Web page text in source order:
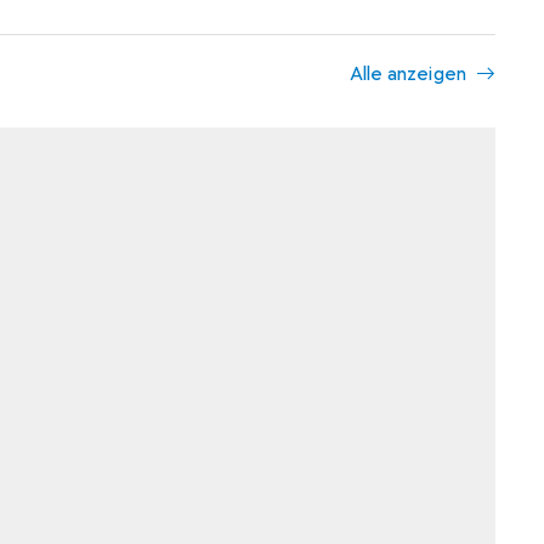
Alle anzeigen